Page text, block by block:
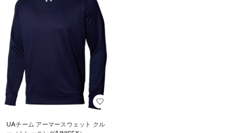
UAチーム アーマースウェット クル